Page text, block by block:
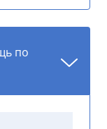
по